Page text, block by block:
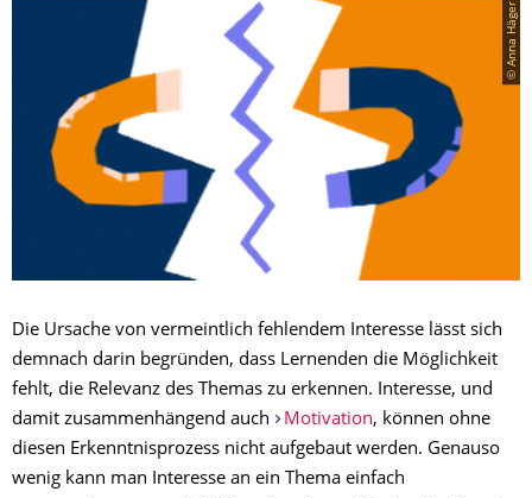
© Anna Häger
Die Ursache von vermeintlich fehlendem Interesse lässt sich
demnach darin begründen, dass Lernenden die Möglichkeit
fehlt, die Relevanz des Themas zu erkennen. Interesse, und
damit zusammenhängend auch
Motivation, können ohne
diesen Erkenntnisprozess nicht aufgebaut werden. Genauso
wenig kann man Interesse an ein Thema einfach